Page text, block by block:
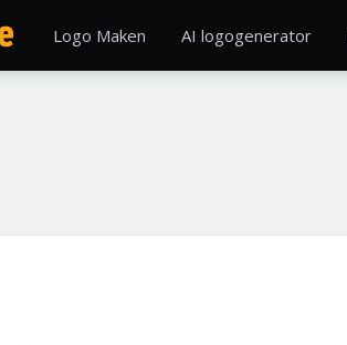
Logo Maken AI logogenerator